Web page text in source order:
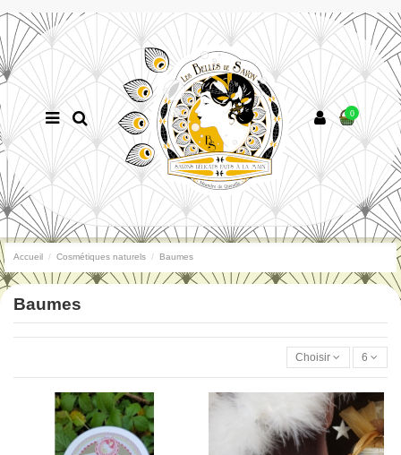
0
Accueil Cosmétiques naturels Baumes
Baumes
Choisir 6